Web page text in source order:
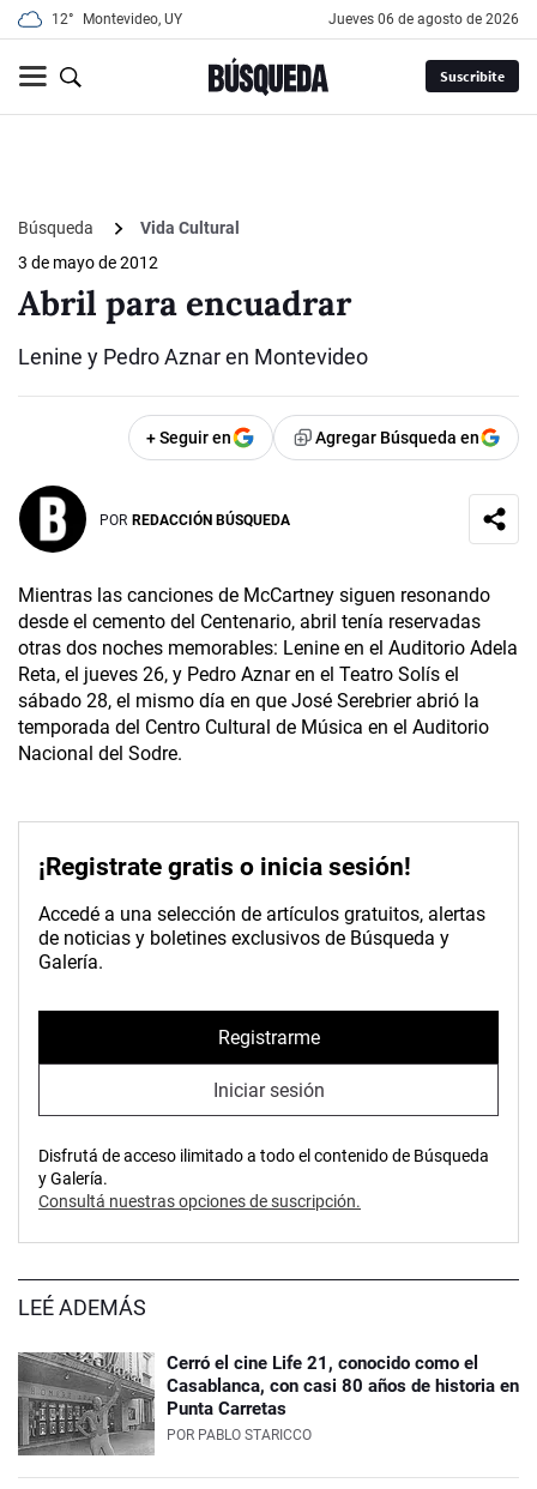
12° Montevideo, UY jueves 06 de agosto de 2026
Suscribite
Búsqueda
Vida Cultural
3 de mayo de 2012
Abril para encuadrar
Lenine y Pedro Aznar en Montevideo
+ Seguir en Agregar Búsqueda en
POR REDACCIÓN BÚSQUEDA
Mientras las canciones de McCartney siguen resonando
desde el cemento del Centenario, abril tenía reservadas
otras dos noches memorables: Lenine en el Auditorio Adela
Reta, el jueves 26, y Pedro Aznar en el Teatro Solís el
sábado 28, el mismo día en que José Serebrier abrió la
temporada del Centro Cultural de Música en el Auditorio
Nacional del Sodre.
¡Registrate gratis o inicia sesión!
Accedé a una selección de artículos gratuitos, alertas
de noticias y boletines exclusivos de Búsqueda y
Galería.
Registrarme
Iniciar sesión
Disfrutá de acceso ilimitado a todo el contenido de Búsqueda
y Galería.
Consultá nuestras opciones de suscripción.
LEÉ ADEMÁS
Cerró el cine Life 21, conocido como el
Casablanca, con casi 80 años de historia en
Punta Carretas
POR PABLO STARICCO